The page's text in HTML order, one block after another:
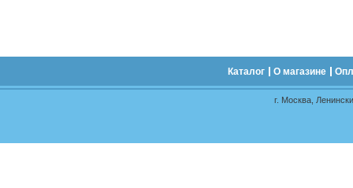
Каталог О магазине
г. Москва,